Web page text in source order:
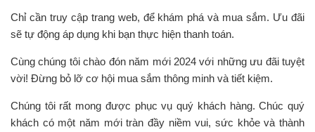
Chỉ cần truy cập trang web, để khám phá và mua sắm. Ưu đãi
sẽ tự động áp dụng khi bạn thực hiện thanh toán.
Cùng chúng tôi chào đón năm mới 2024 với những ưu đãi tuyệt
vời! Đừng bỏ lỡ cơ hội mua sắm thông minh và tiết kiệm.
Chúng tôi rất mong được phục vụ quý khách hàng. Chúc quý
khách có một năm mới tràn đầy niềm vui, sức khỏe và thành